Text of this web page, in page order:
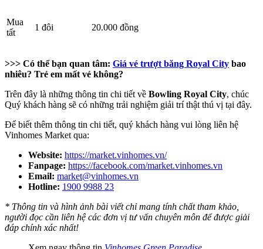
Mua
tất
1 đôi 20.000 đồng
>>> Có thể bạn quan tâm: Giá vé trượt băng Royal City bao
nhiêu? Trẻ em mất vé không?
Trên đây là những thông tin chi tiết về Bowling Royal City, chúc
Quý khách hàng sẽ có những trải nghiệm giải trí thật thú vị tại đây.
Để biết thêm thông tin chi tiết, quý khách hàng vui lòng liên hệ
Vinhomes Market qua:
Website: https://market.vinhomes.vn/
Fanpage: https://facebook.com/market.vinhomes.vn
Email: market@vinhomes.vn
Hotline: 1900 9988 23
* Thông tin và hình ảnh bài viết chỉ mang tính chất tham khảo,
người đọc cần liên hệ các đơn vị tư vấn chuyên môn để được giải
đáp chính xác nhất!